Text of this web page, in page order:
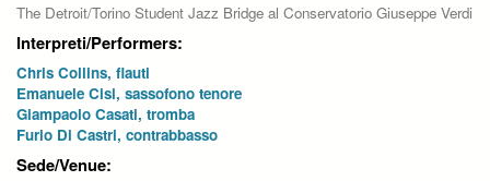
The Detroit/Torino Student Jazz Bridge al Conservatorio Giuseppe Verdi
Interpreti/Performers:
Chris Collins, flauti
Emanuele Cisi, sassofono tenore
Giampaolo Casati, tromba
Furio Di Castri, contrabbasso
Sede/Venue: